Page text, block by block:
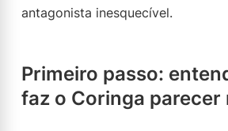
antagonista inesquecível.
Primeiro passo:
faz o Coringa parecer